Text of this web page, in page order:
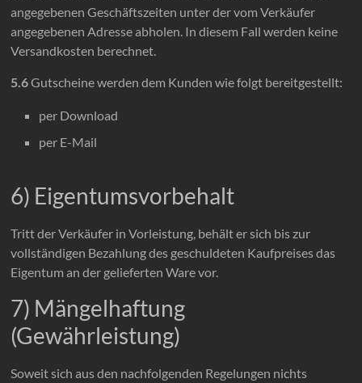
angegebenen Geschäftszeiten unter der vom Verkäufer
angegebenen Adresse abholen. In diesem Fall werden keine
Versandkosten berechnet.
5.6Gutscheine werden dem Kunden wie folgt bereitgestellt:
per Download
per E-Mail
6) Eigentumsvorbehalt
Tritt der Verkäufer in Vorleistung, behält er sich bis zur
vollständigen Bezahlung des geschuldeten Kaufpreises das
Eigentum an der gelieferten Ware vor.
7) Mängelhaftung
(Gewährleistung)
Soweit sich aus den nachfolgenden Regelungen nichts